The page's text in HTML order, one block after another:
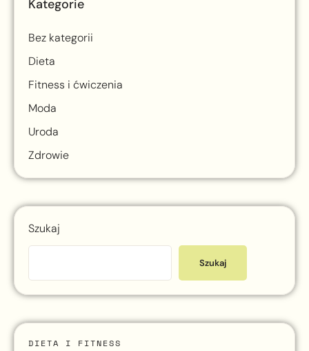
Kategorie
Bez kategorii
Dieta
Fitness i ćwiczenia
Moda
Uroda
Zdrowie
Szukaj
Szukaj
DIETA I FITNESS